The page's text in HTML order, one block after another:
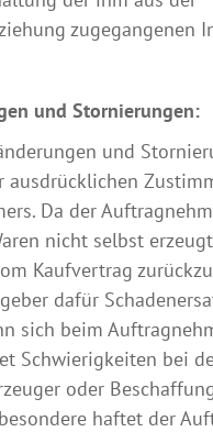
zugegangenen
und Stornierungen:
und
ausdrücklichen
Da der
nicht selbst
Kaufvertrag
dafür
sich beim
Schwierigkeiten bei
oder
haftet der